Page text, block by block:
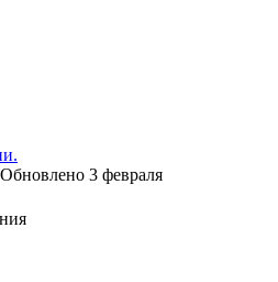
Обновлено 3 февраля